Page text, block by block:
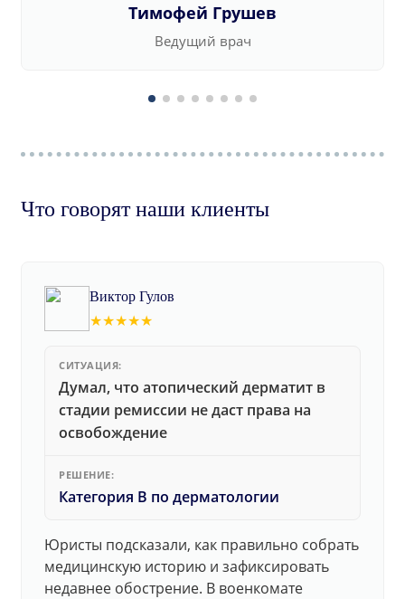
Тимофей Грушев
Ведущий врач
Что говорят наши клиенты
Виктор Гулов
★★★★★
СИТУАЦИЯ:
Думал, что атопический дерматит в
стадии ремиссии не даст права на
освобождение
РЕШЕНИЕ:
Категория В по дерматологии
Юристы подсказали, как правильно собрать
медицинскую историю и зафиксировать
недавнее обострение. В военкомате